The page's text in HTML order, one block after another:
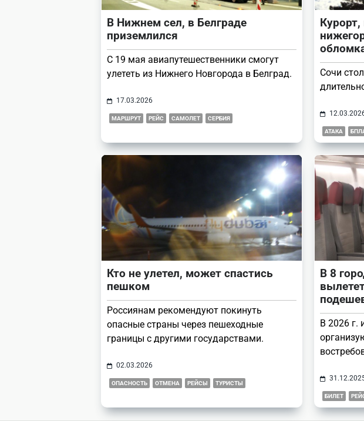
В Нижнем сел, в Белграде
приземлился
С 19 мая авиапутешественники смогут
улететь из Нижнего Новгорода в Белград.
17.03.2026
МАРШРУТ РЕЙС САМОЛЕТ СЕРБИЯ
Курорт,
Сочи
АТАКА
Кто не улетел, может спастись
пешком
Россиянам рекомендуют покинуть
опасные страны через пешеходные
границы с другими государствами.
02.03.2026
ОПАСНОСТЬ ОТМЕНА РЕЙСЫ ТУРИСТЫ
В 8
В 2026 г.
БИЛЕТ